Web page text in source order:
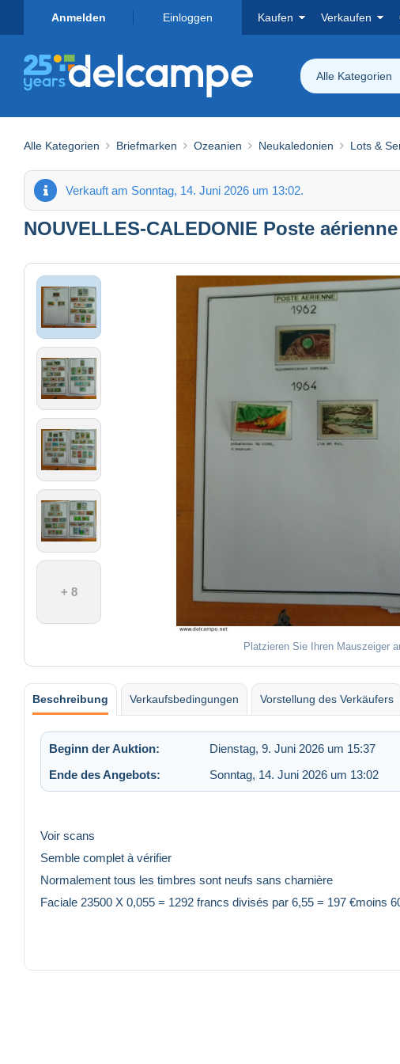
Anmelden Einloggen Kaufen Verkaufen
Alle Kategorien
Alle Kategorien Briefmarken Ozeanien Neukaledonien Lots &
Verkauft am Sonntag, 14. Juni 2026 um 13:02.
NOUVELLES-CALEDONIE Poste
+ 8
Platzieren Sie Ihren Mauszeiger
Beschreibung Verkaufsbedingungen Vorstellung des Verkäufers
Beginn der Auktion: Dienstag, 9. Juni 2026 um 15:37
Ende des Angebots:
Sonntag, 14. Juni 2026 um 13:02
Voir scans
Semble complet à vérifier
Normalement tous les timbres sont neufs sans charnière
Faciale 23500 X 0,055 = 1292 francs divisés par 6,55 = 197 €moins